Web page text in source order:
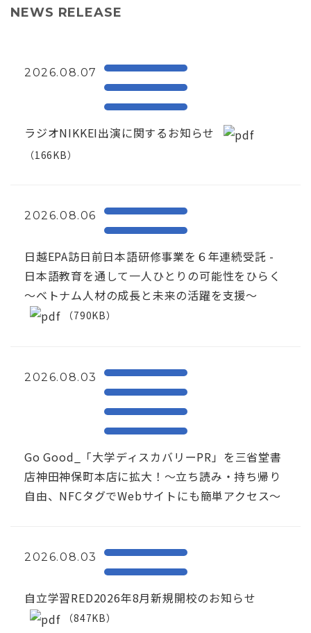
NEWS RELEASE
2026.08.07
ラジオNIKKEI出演に関するお知らせ
（166KB）
2026.08.06
日越EPA訪日前日本語研修事業を６年連続受託 -
日本語教育を通して一人ひとりの可能性をひらく
～ベトナム人材の成長と未来の活躍を支援～
（790KB）
2026.08.03
Go Good_「大学ディスカバリーPR」を三省堂書
店神田神保町本店に拡大！〜立ち読み・持ち帰り
自由、NFCタグでWebサイトにも簡単アクセス～
2026.08.03
自立学習RED2026年8月新規開校のお知らせ
（847KB）